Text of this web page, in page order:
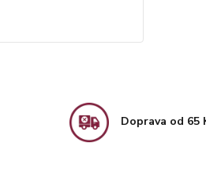
Doprava od 65